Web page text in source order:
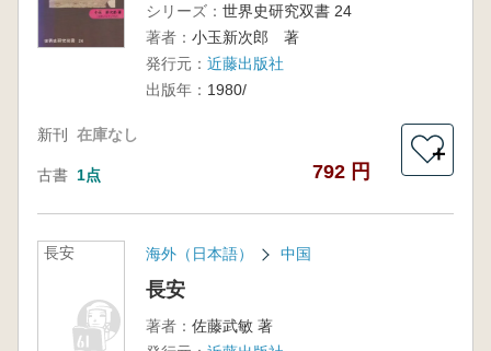
シリーズ： 世界史研究双書 24
著者： 小玉新次郎 著
発行元： 近藤出版社
出版年： 1980/
新刊 在庫なし
古書 1点 792 円
＋
長安 海外（日本語） 中国
長安
著者： 佐藤武敏 著